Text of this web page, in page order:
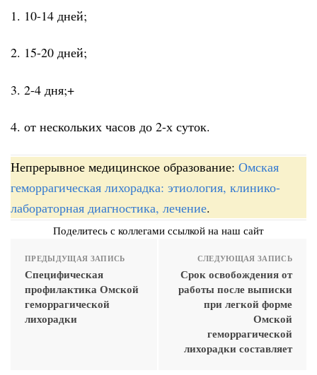
1. 10-14 дней;
2. 15-20 дней;
3. 2-4 дня;+
4. от нескольких часов до 2-х суток.
Непрерывное медицинское образование: Омская
геморрагическая лихорадка: этиология, клинико-
лабораторная диагностика, лечение.
Поделитесь с коллегами ссылкой на наш сайт
ПРЕДЫДУЩАЯ ЗАПИСЬ
Специфическая
профилактика Омской
геморрагической
лихорадки
СЛЕДУЮЩАЯ ЗАПИСЬ
Срок освобождения от
работы после выписки
при легкой форме
Омской
геморрагической
лихорадки составляет